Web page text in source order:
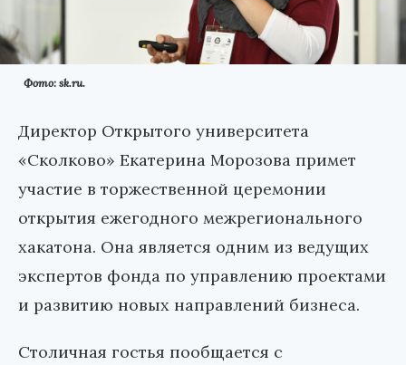
Фото: sk.ru.
Директор Открытого университета
«Сколково» Екатерина Морозова примет
участие в торжественной церемонии
открытия ежегодного межрегионального
хакатона. Она является одним из ведущих
экспертов фонда по управлению проектами
и развитию новых направлений бизнеса.
Столичная гостья пообщается с